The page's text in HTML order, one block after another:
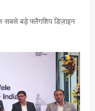
सबसे बड़े फ्लैगशिप डिज़ाइन